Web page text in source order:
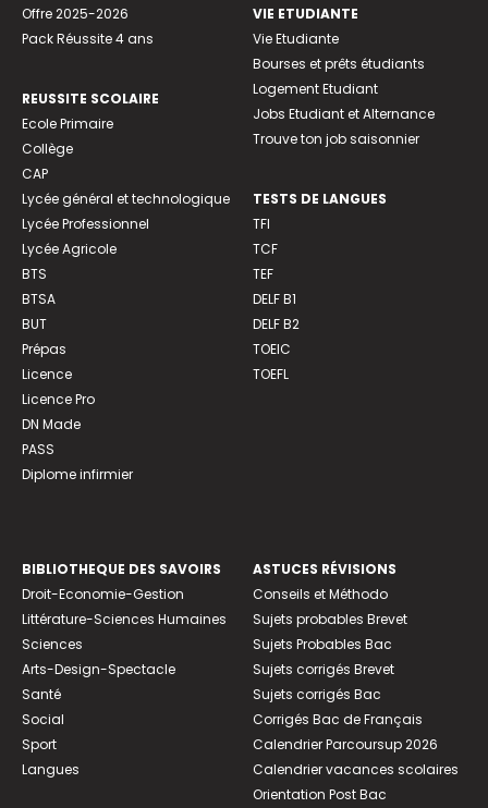
Offre 2025-2026
Pack Réussite 4 ans
REUSSITE SCOLAIRE
Ecole Primaire
Collège
CAP
Lycée général et technologique
Lycée Professionnel
Lycée Agricole
BTS
BTSA
BUT
Prépas
Licence
Licence Pro
DN Made
PASS
Diplome infirmier
VIE ETUDIANTE
Vie Etudiante
Bourses et prêts étudiants
Logement Etudiant
Jobs Etudiant et Alternance
Trouve ton job saisonnier
TESTS DE LANGUES
TFI
TCF
TEF
DELF B1
DELF B2
TOEIC
TOEFL
BIBLIOTHEQUE DES SAVOIRS
Droit-Economie-Gestion
Littérature-Sciences Humaines
Sciences
Arts-Design-Spectacle
Santé
Social
Sport
Langues
ASTUCES RÉVISIONS
Conseils et Méthodo
Sujets probables Brevet
Sujets Probables Bac
Sujets corrigés Brevet
Sujets corrigés Bac
Corrigés Bac de Français
Calendrier Parcoursup 2026
Calendrier vacances scolaires
Orientation Post Bac